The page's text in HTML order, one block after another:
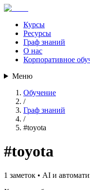
Курсы
Ресурсы
Граф знаний
О нас
Корпоративное
Меню
Обучение
/
Граф знаний
/
#toyota
#toyota
1 заметок • AI и